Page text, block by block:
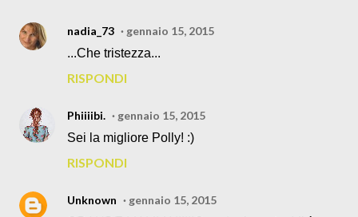
nadia_73
gennaio 15, 2015
...Che tristezza...
RISPONDI
Phiiiibi.
gennaio 15, 2015
Sei la migliore Polly! :)
RISPONDI
Unknown
gennaio 15, 2015